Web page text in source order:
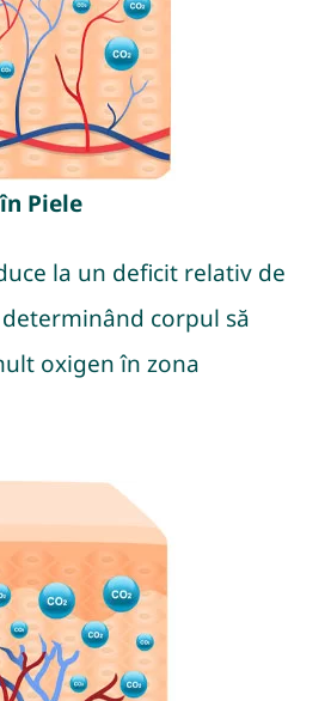
Piele
la un deficit relativ de
corpul să
oxigen în zona